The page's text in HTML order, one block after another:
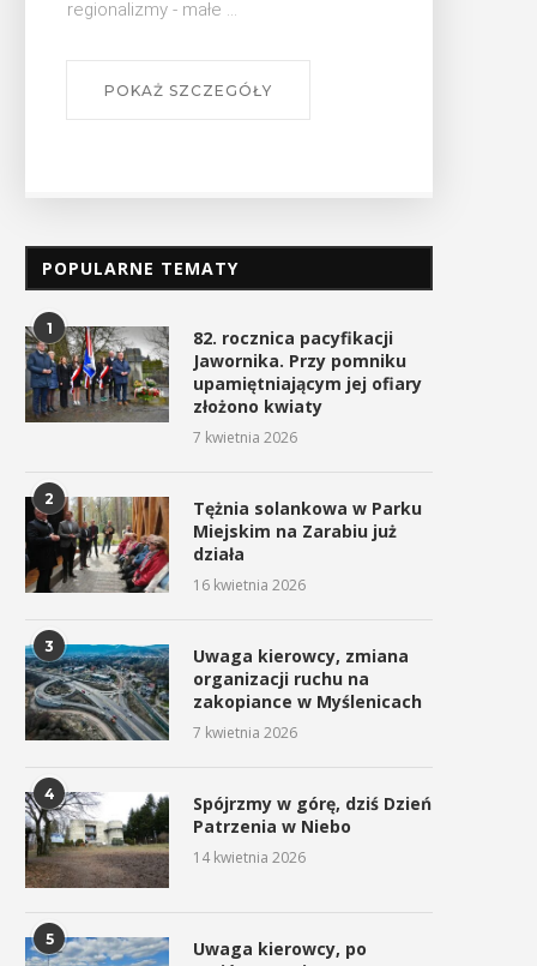
regionalizmy - małe ...
POKAŻ SZCZEGÓŁY
POPULARNE TEMATY
1
82. rocznica pacyfikacji
Jawornika. Przy pomniku
upamiętniającym jej ofiary
złożono kwiaty
7 kwietnia 2026
2
Tężnia solankowa w Parku
Miejskim na Zarabiu już
działa
16 kwietnia 2026
3
Uwaga kierowcy, zmiana
organizacji ruchu na
zakopiance w Myślenicach
7 kwietnia 2026
4
Spójrzmy w górę, dziś Dzień
Patrzenia w Niebo
14 kwietnia 2026
5
Uwaga kierowcy, po